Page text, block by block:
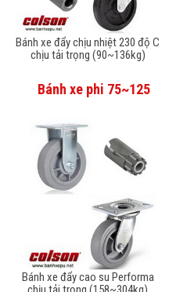
Bánh xe đẩy chịu nhiệt 230 độ C
chịu tải trọng (90~136kg)
Bánh xe phi 75~125
Bánh xe đẩy cao su Performa